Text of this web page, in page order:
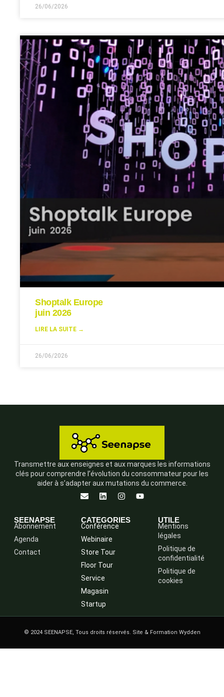
26/06/2026
Shoptalk Europe
juin 2026
LIRE LA SUITE →
26/06/2026
Transmettre aux enseignes et aux marques les informations
clés pour comprendre l’évolution du consommateur pour les
aider à s’adapter aux mutations du commerce.
SEENAPSE
Abonnement
Agenda
Contact
CATEGORIES
Conférence
Webinaire
Store Tour
Floor Tour
Service
Magasin
Startup
UTILE
Mentions
légales
Politique de
confidentialité
Politique de
cookies
© 2024 SEENAPSE, Tous droits réservés. Site & Formation Wydden